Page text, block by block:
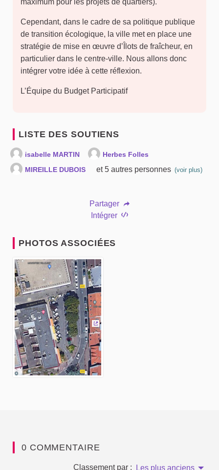
maximum pour les projets de quartiers).
Cependant, dans le cadre de sa politique publique
de transition écologique, la ville met en place une
stratégie de mise en œuvre d’Îlots de fraîcheur, en
particulier dans le centre-ville. Nous allons donc
intégrer votre idée à cette réflexion.
L’Équipe du Budget Participatif
LISTE DES SOUTIENS
isabelle MARTIN
Herbes Folles
MIREILLE DUBOIS
et 5 autres personnes (voir plus)
Partager
Intégrer
PHOTOS ASSOCIÉES
(Lien externe)
0 COMMENTAIRE
Classement par : Les plus anciens